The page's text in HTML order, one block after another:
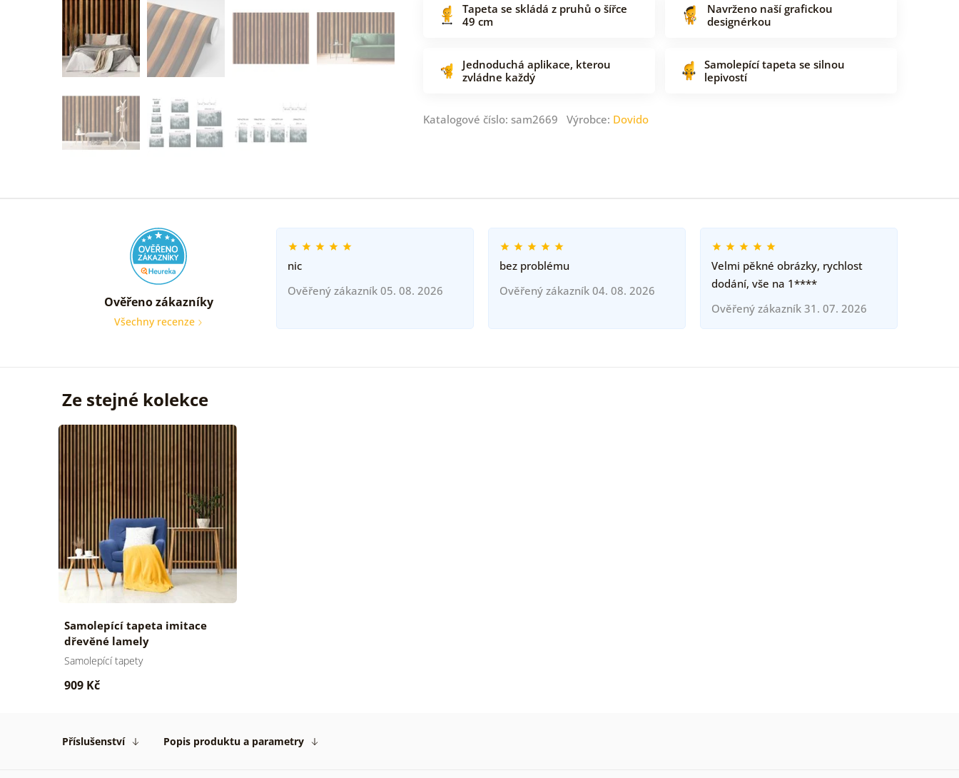
Tapeta se skládá z pruhů o šířce
49 cm
Navrženo naší grafickou
designérkou
Jednoduchá aplikace, kterou
zvládne každý
Samolepící tapeta se silnou
lepivostí
Katalogové číslo: sam2669 Výrobce: Dovido
Ověřeno zákazníky
Všechny recenze
nic
Ověřený zákazník 05. 08. 2026
bez problému
Ověřený zákazník 04. 08. 2026
Velmi pěkné obrázky, rychlost
dodání, vše na 1****
Ověřený zákazník 31. 07. 2026
Ze stejné kolekce
Samolepící tapeta imitace
dřevěné lamely
Samolepící tapety
909 Kč
Příslušenství Popis produktu a parametry